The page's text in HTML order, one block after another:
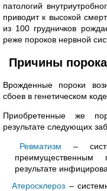
патологий
приводит к высокой
из 100 грудничков
реже пороков нервной
Причины
Врожденные пороки
сбоев в генетическом
Приобретенные же
результате следующих
Ревматизм –
результате
Атеросклероз–